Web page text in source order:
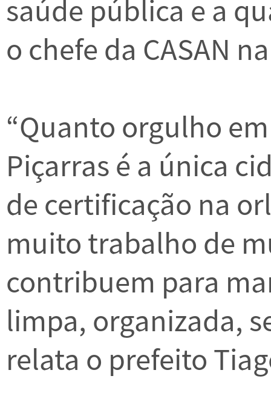
saúde pública e a
o chefe da CASAN
“Quanto orgulho
Piçarras é a única
de certificação na
muito trabalho de
contribuem para
limpa, organizada,
relata o prefeito